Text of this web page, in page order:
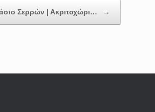
Σερρών | Ακριτοχώρι… →